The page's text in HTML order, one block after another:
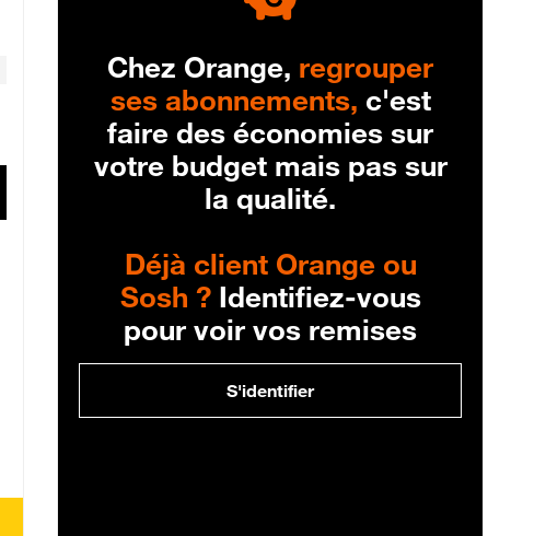
Chez Orange, regrouper
ses abonnements, c'est
faire des économies sur
votre budget mais pas sur
la qualité.
Déjà client Orange ou
Sosh ?Identifiez-vous
pour voir vos remises
S'identifier